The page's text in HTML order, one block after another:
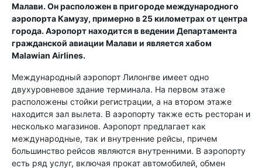
Малави. Он расположен в пригороде международного
аэропорта Камузу, примерно в 25 километрах от центра
города. Аэропорт находится в ведении Департамента
гражданской авиации Малави и является хабом
Malawian Airlines.
Международный аэропорт Лилонгве имеет одно
двухуровневое здание терминала. На первом этаже
расположены стойки регистрации, а на втором этаже
находится зал вылета. В аэропорту также есть ресторан и
несколько магазинов. Аэропорт предлагает как
международные, так и внутренние рейсы, причем
большинство рейсов являются внутренними. В аэропорту
есть ряд услуг, включая прокат автомобилей, обмен